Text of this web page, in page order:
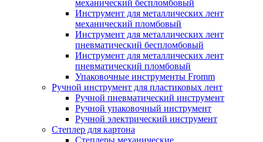
механический беспломбовый
Инструмент для металлических лент
механический пломбовый
Инструмент для металлических лент
пневматический беспломбовый
Инструмент для металлических лент
пневматический пломбовый
Упаковочные инструменты Fromm
Ручной инструмент для пластиковых лент
Ручной пневматический инструмент
Ручной упаковочный инструмент
Ручной электрический инструмент
Степлер для картона
Степлеры механические